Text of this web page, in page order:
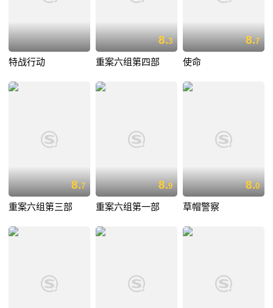
特战行动
8.3
重案六组第四部
8.7
使命
8.7
重案六组第三部
8.9
重案六组第一部
8.0
草帽警察